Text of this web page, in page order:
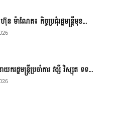
ម៉ាណែត៖ កិច្ចប្រជុំរដ្ឋមន្ត្រីមុខ...
ករដ្ឋមន្ត្រីប្រចាំការ វង្សី វិស្សុត ទទ...